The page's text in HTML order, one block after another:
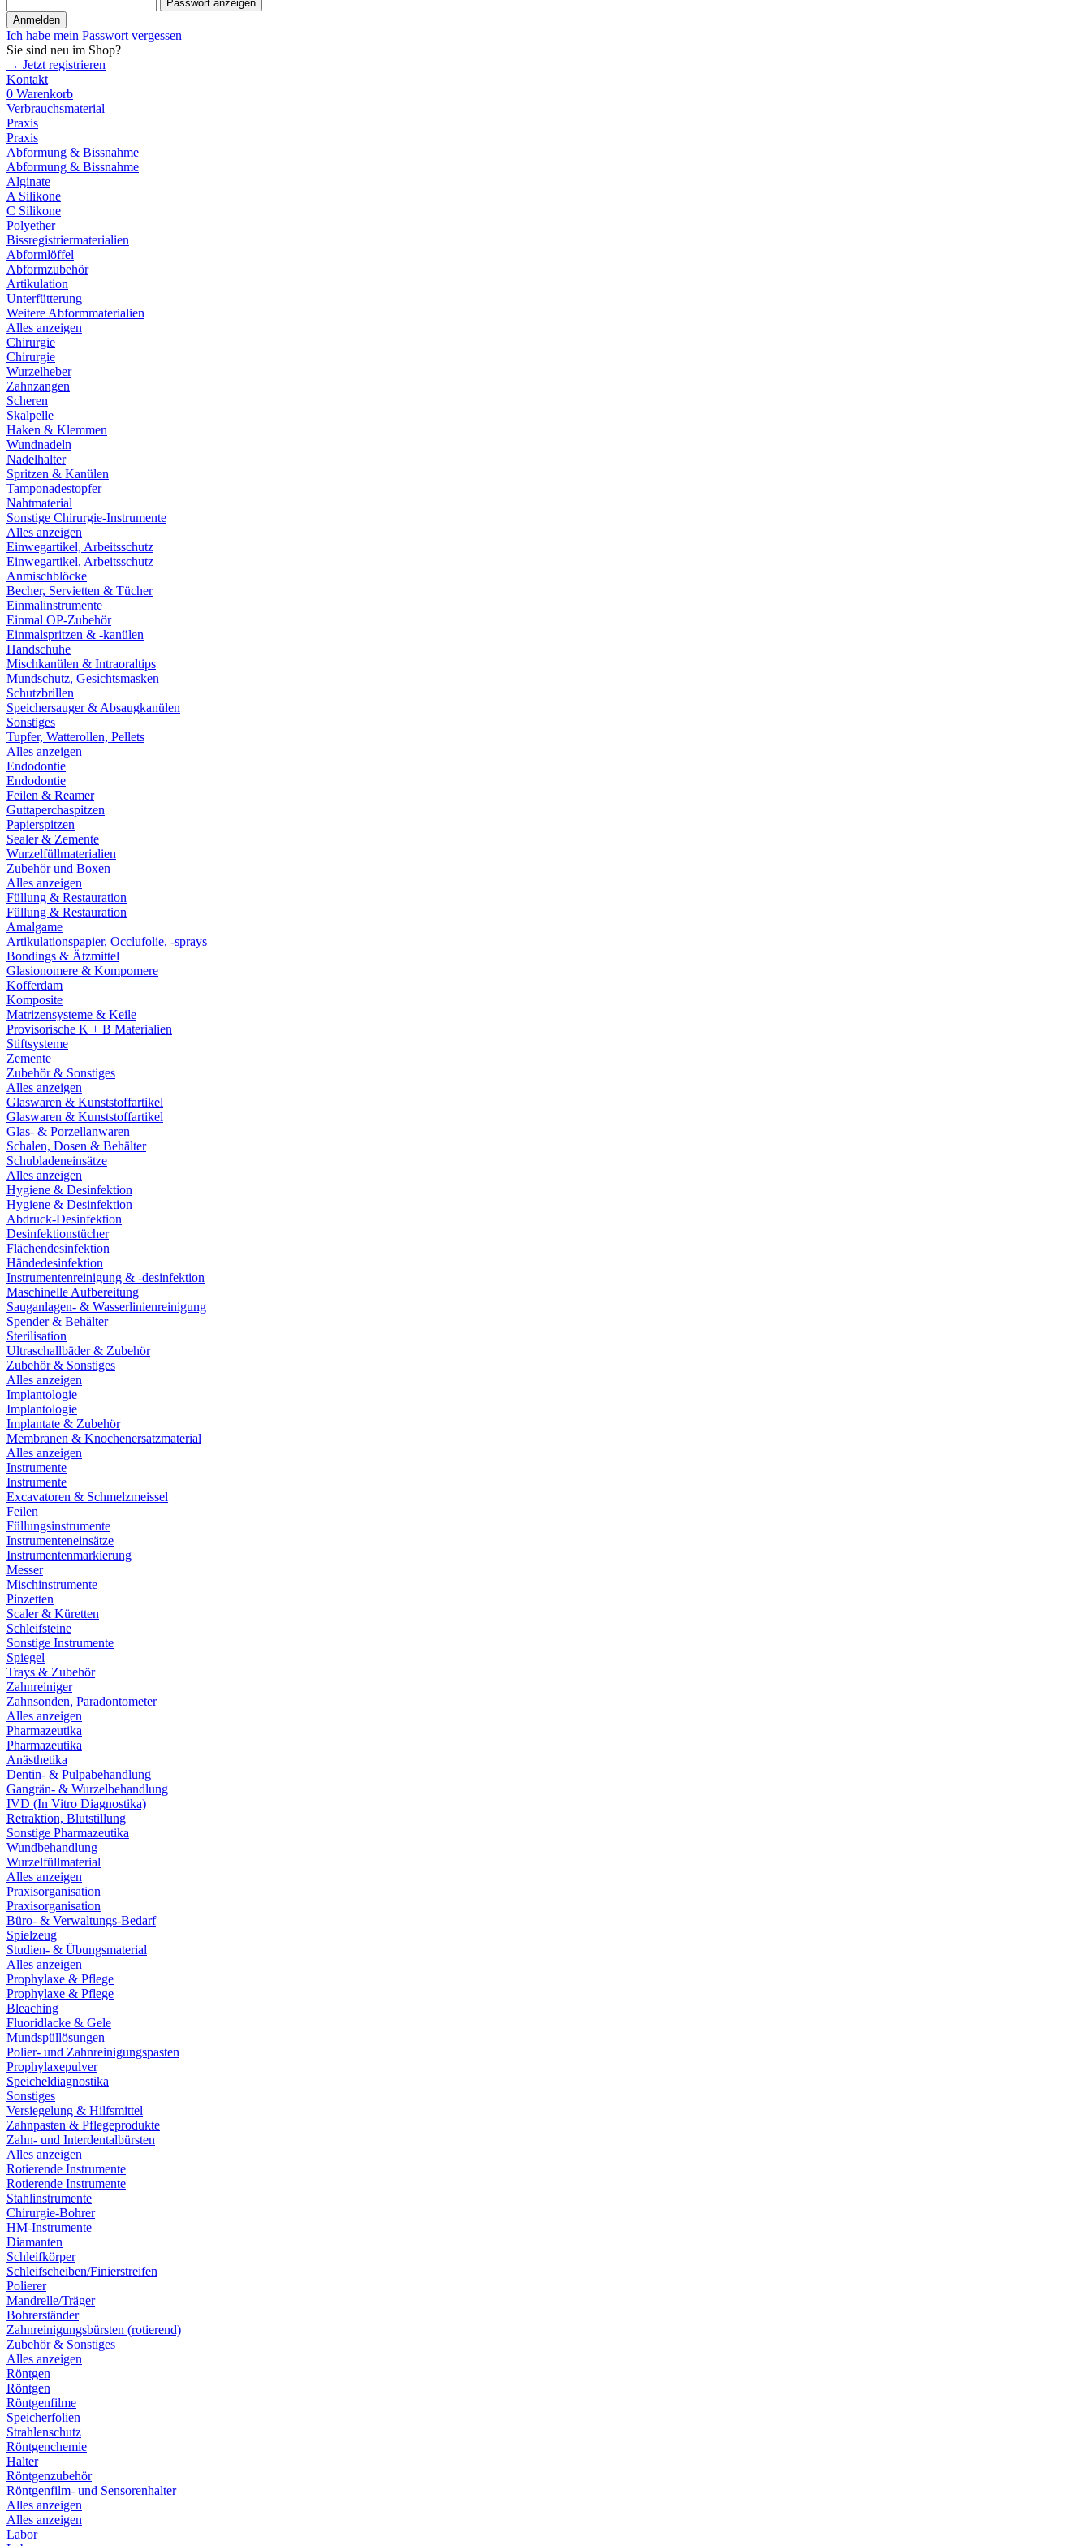
Passwort anzeigen
Anmelden
Ich habe mein Passwort vergessen
Sie sind neu im Shop?
→ Jetzt registrieren
Kontakt
0 Warenkorb
Verbrauchsmaterial
Praxis
Praxis
Abformung & Bissnahme
Abformung & Bissnahme
Alginate
A Silikone
C Silikone
Polyether
Bissregistriermaterialien
Abformlöffel
Abformzubehör
Artikulation
Unterfütterung
Weitere Abformmaterialien
Alles anzeigen
Chirurgie
Chirurgie
Wurzelheber
Zahnzangen
Scheren
Skalpelle
Haken & Klemmen
Wundnadeln
Nadelhalter
Spritzen & Kanülen
Tamponadestopfer
Nahtmaterial
Sonstige Chirurgie-Instrumente
Alles anzeigen
Einwegartikel, Arbeitsschutz
Einwegartikel, Arbeitsschutz
Anmischblöcke
Becher, Servietten & Tücher
Einmalinstrumente
Einmal OP-Zubehör
Einmalspritzen & -kanülen
Handschuhe
Mischkanülen & Intraoraltips
Mundschutz, Gesichtsmasken
Schutzbrillen
Speichersauger & Absaugkanülen
Sonstiges
Tupfer, Watterollen, Pellets
Alles anzeigen
Endodontie
Endodontie
Feilen & Reamer
Guttaperchaspitzen
Papierspitzen
Sealer & Zemente
Wurzelfüllmaterialien
Zubehör und Boxen
Alles anzeigen
Füllung & Restauration
Füllung & Restauration
Amalgame
Artikulationspapier, Occlufolie, -sprays
Bondings & Ätzmittel
Glasionomere & Kompomere
Kofferdam
Komposite
Matrizensysteme & Keile
Provisorische K + B Materialien
Stiftsysteme
Zemente
Zubehör & Sonstiges
Alles anzeigen
Glaswaren & Kunststoffartikel
Glaswaren & Kunststoffartikel
Glas- & Porzellanwaren
Schalen, Dosen & Behälter
Schubladeneinsätze
Alles anzeigen
Hygiene & Desinfektion
Hygiene & Desinfektion
Abdruck-Desinfektion
Desinfektionstücher
Flächendesinfektion
Händedesinfektion
Instrumentenreinigung & -desinfektion
Maschinelle Aufbereitung
Sauganlagen- & Wasserlinienreinigung
Spender & Behälter
Sterilisation
Ultraschallbäder & Zubehör
Zubehör & Sonstiges
Alles anzeigen
Implantologie
Implantologie
Implantate & Zubehör
Membranen & Knochenersatzmaterial
Alles anzeigen
Instrumente
Instrumente
Excavatoren & Schmelzmeissel
Feilen
Füllungsinstrumente
Instrumenteneinsätze
Instrumentenmarkierung
Messer
Mischinstrumente
Pinzetten
Scaler & Küretten
Schleifsteine
Sonstige Instrumente
Spiegel
Trays & Zubehör
Zahnreiniger
Zahnsonden, Paradontometer
Alles anzeigen
Pharmazeutika
Pharmazeutika
Anästhetika
Dentin- & Pulpabehandlung
Gangrän- & Wurzelbehandlung
IVD (In Vitro Diagnostika)
Retraktion, Blutstillung
Sonstige Pharmazeutika
Wundbehandlung
Wurzelfüllmaterial
Alles anzeigen
Praxisorganisation
Praxisorganisation
Büro- & Verwaltungs-Bedarf
Spielzeug
Studien- & Übungsmaterial
Alles anzeigen
Prophylaxe & Pflege
Prophylaxe & Pflege
Bleaching
Fluoridlacke & Gele
Mundspüllösungen
Polier- und Zahnreinigungspasten
Prophylaxepulver
Speicheldiagnostika
Sonstiges
Versiegelung & Hilfsmittel
Zahnpasten & Pflegeprodukte
Zahn- und Interdentalbürsten
Alles anzeigen
Rotierende Instrumente
Rotierende Instrumente
Stahlinstrumente
Chirurgie-Bohrer
HM-Instrumente
Diamanten
Schleifkörper
Schleifscheiben/Finierstreifen
Polierer
Mandrelle/Träger
Bohrerständer
Zahnreinigungsbürsten (rotierend)
Zubehör & Sonstiges
Alles anzeigen
Röntgen
Röntgen
Röntgenfilme
Speicherfolien
Strahlenschutz
Röntgenchemie
Halter
Röntgenzubehör
Röntgenfilm- und Sensorenhalter
Alles anzeigen
Alles anzeigen
Labor